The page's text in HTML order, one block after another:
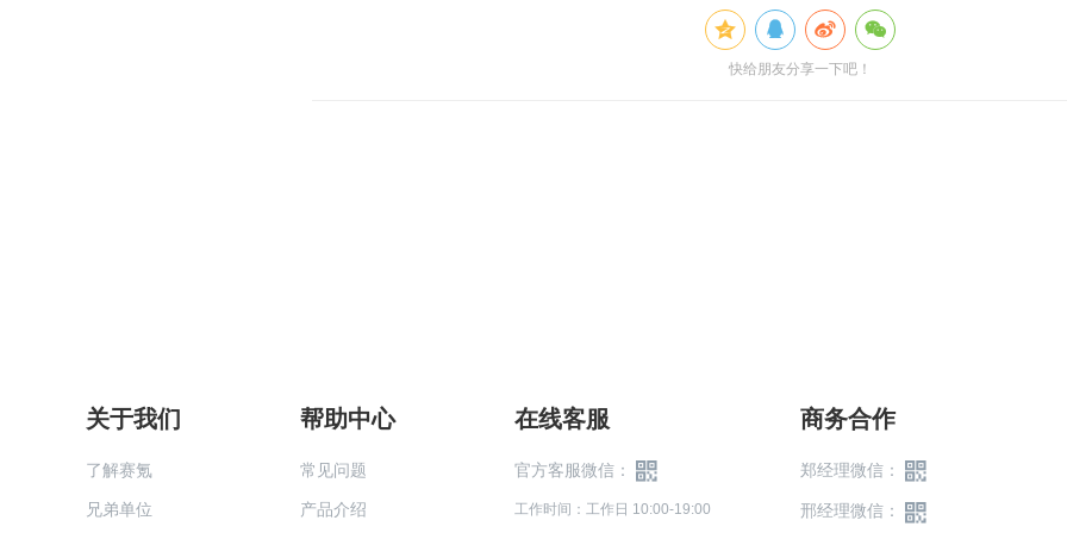
快给朋友分享一下吧！
关于我们
了解赛氪
兄弟单位
帮助中心
常见问题
产品介绍
在线客服
官方客服微信：
工作时间：工作日 10:00-19:00
商务合作
郑经理微信：
邢经理微信：